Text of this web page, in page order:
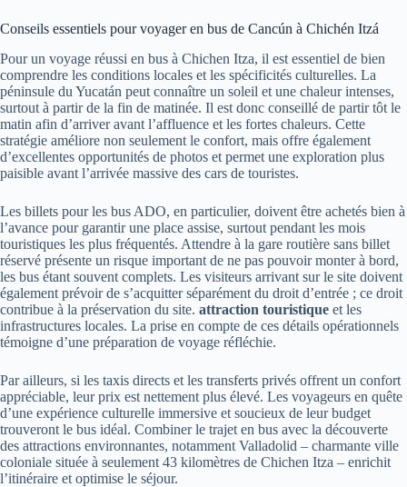
Conseils essentiels pour voyager en bus de Cancún à Chichén Itzá
Pour un voyage réussi en bus à Chichen Itza, il est essentiel de bien
comprendre les conditions locales et les spécificités culturelles. La
péninsule du Yucatán peut connaître un soleil et une chaleur intenses,
surtout à partir de la fin de matinée. Il est donc conseillé de partir tôt le
matin afin d’arriver avant l’affluence et les fortes chaleurs. Cette
stratégie améliore non seulement le confort, mais offre également
d’excellentes opportunités de photos et permet une exploration plus
paisible avant l’arrivée massive des cars de touristes.
Les billets pour les bus ADO, en particulier, doivent être achetés bien à
l’avance pour garantir une place assise, surtout pendant les mois
touristiques les plus fréquentés. Attendre à la gare routière sans billet
réservé présente un risque important de ne pas pouvoir monter à bord,
les bus étant souvent complets. Les visiteurs arrivant sur le site doivent
également prévoir de s’acquitter séparément du droit d’entrée ; ce droit
contribue à la préservation du site. attraction touristique et les
infrastructures locales. La prise en compte de ces détails opérationnels
témoigne d’une préparation de voyage réfléchie.
Par ailleurs, si les taxis directs et les transferts privés offrent un confort
appréciable, leur prix est nettement plus élevé. Les voyageurs en quête
d’une expérience culturelle immersive et soucieux de leur budget
trouveront le bus idéal. Combiner le trajet en bus avec la découverte
des attractions environnantes, notamment Valladolid – charmante ville
coloniale située à seulement 43 kilomètres de Chichen Itza – enrichit
l’itinéraire et optimise le séjour.